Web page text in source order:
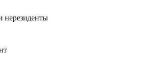
нерезиденты